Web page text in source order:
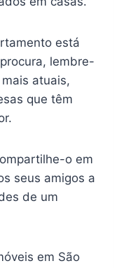
está
lembre-
atuais,
que têm
o em
seus amigos a
de um
em São